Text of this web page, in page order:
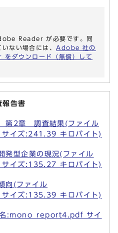
Reader が必要です。同
ない場合には、 Adobe 社の
ダウンロード（無償）して
報告書
第2章 調査結果(ファイル
イズ:241.39 キロバイト)
型企業の現況(ファイル
イズ:135.27 キロバイト)
(ファイル
イズ:135.39 キロバイト)
:mono_report4.pdf サイ